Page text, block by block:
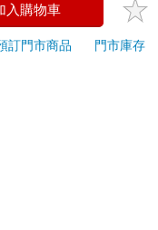
猶豫期（含例假
入購物車
訂門市商品
門市庫存